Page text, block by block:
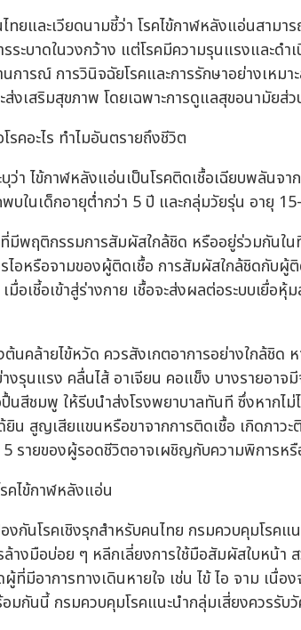
ทยและเวียดนามชี้ว่า โรคไข้กาฬหลังแอ่นสามา
รระบาดในวงกว้าง แต่โรคมีความรุนแรงและด
การณ์ การวินิจฉัยโรคและการรักษาอย่างเหม
ส่งเสริมสุขภาพ โดยเฉพาะการดูแลสุขอนามัย
รคอะไร ทำไมอันตรายถึงชีวิต
บุว่า ไข้กาฬหลังแอ่นเป็นโรคติดเชื้อเฉียบพลั
บในเด็กอายุต่ำกว่า 5 ปี และกลุ่มวัยรุ่น อายุ
มีพฤติกรรมการสัมผัสใกล้ชิด หรืออยู่ร่วมกันใ
ไอหรือจามของผู้ติดเชื้อ การสัมผัสใกล้ชิดกับผู้
มื่อเชี้อเข้าสู่ร่างกาย เชื้อจะส่งผลต่อระบบเยื่อ
ต้นคล้ายไข้หวัด ควรสังเกตอาการอย่างใกล้ชิด
งรุนแรง คลื่นไส้ อาเจียน คอแข็ง บางรายอา
สีชมพู ให้รีบนำส่งโรงพยาบาลทันที ซึ่งหากไม่
น สูญเสียแขนหรือขาจากการติดเชื้อ เกิดภาวะ
5 รายของผู้รอดชีวิตอาจเผชิญกับความพิการห
คไข้กาฬหลังแอ่น
งกันโรคเชิงรุกสำหรับคนไทย กรมควบคุมโรค
ล้างมือบ่อย ๆ หลีกเลี่ยงการใช้มือสัมผัสใบหน้
ผู้ที่มีอาการทางเดินหายใจ เช่น ไข้ ไอ จาม เนื่
มกันนี้ กรมควบคุมโรคแนะนำกลุ่มเสี่ยงควรรับ